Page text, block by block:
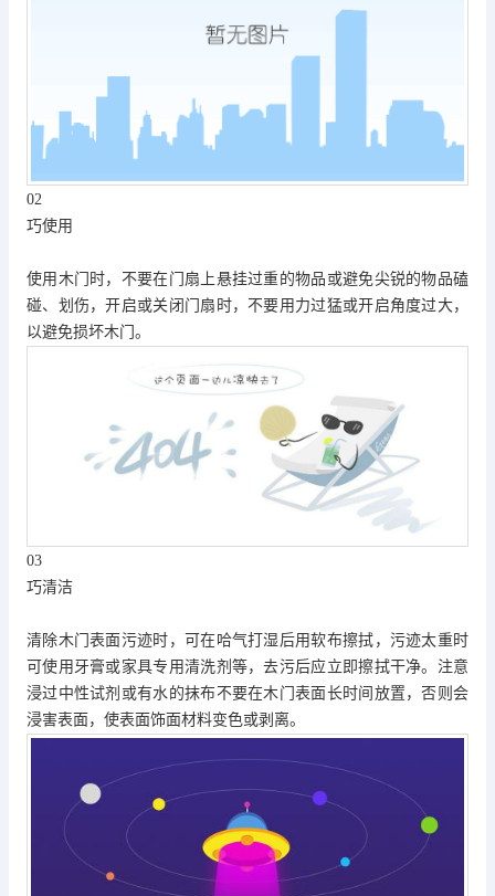
02
巧使用
使用木门时，不要在门扇上悬挂过重的物品或避免尖锐的物品磕
碰、划伤，开启或关闭门扇时，不要用力过猛或开启角度过大，
以避免损坏木门。
03
巧清洁
清除木门表面污迹时，可在哈气打湿后用软布擦拭，污迹太重时
可使用牙膏或家具专用清洗剂等，去污后应立即擦拭干净。注意
浸过中性试剂或有水的抹布不要在木门表面长时间放置，否则会
浸害表面，使表面饰面材料变色或剥离。